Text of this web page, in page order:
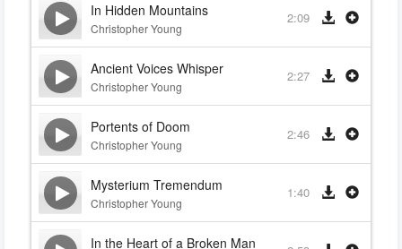
In Hidden Mountains
Christopher Young
2:09
Ancient Voices Whisper
Christopher Young
2:27
Portents of Doom
Christopher Young
2:46
Mysterium Tremendum
Christopher Young
1:40
In the Heart of a Broken Man